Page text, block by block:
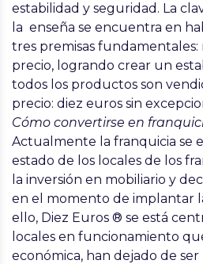
estabilidad y seguridad. La
la enseña se encuentra en
tres premisas
precio, logrando crear un
todos los productos son
precio: diez euros sin
Cómo convertirse en
Actualmente la franquicia se
estado de los locales de los
la inversión en mobiliario y
en el momento de implantar
ello, Diez Euros ® se está
locales en funcionamiento
económica, han dejado de